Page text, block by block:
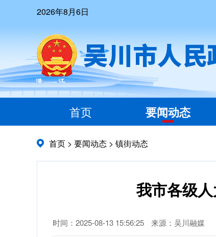
2026年8月6日
首页 要闻动态
首页 > 要闻动态 > 镇街动态
我市各级
时间：2025-08-13 15:56:25 来源：吴川融媒